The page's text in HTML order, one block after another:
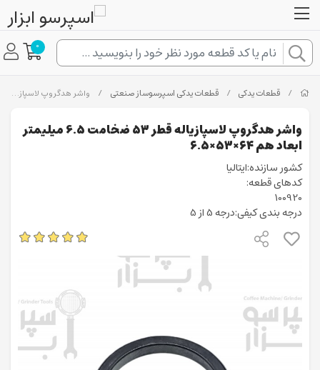
0
/ قطعات یدکی / قطعات یدکی اسپرسوساز صنعتی / واشر هدگروپ لاسپازیاله قطر ۵۳ ضخامت 6.5 میلیمتر ابعاد هم ۶۴×۵۳×۶.۵
واشر هدگروپ لاسپازیاله قطر ۵۳ ضخامت 6.5 میلیمتر
ابعاد هم ۶۴×۵۳×۶.۵
کشور سازنده:ایتالیا
کدهای قطعه:
100920
درجه بندی کیفی:درجه 5 از 5